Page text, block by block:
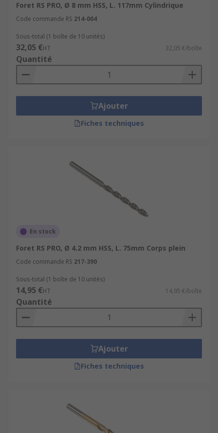
Foret RS PRO, Ø 8 mm HSS, L. 117mm Cylindrique
Code commande RS 214-004
Sous-total (1 boîte de 10 unités)
32,05 €HT 32,05 €/boîte
Quantité
Ajouter
Fiches techniques
En stock
Foret RS PRO, Ø 4.2 mm HSS, L. 75mm Corps plein
Code commande RS 217-390
Sous-total (1 boîte de 10 unités)
14,95 €HT 14,95 €/boîte
Quantité
Ajouter
Fiches techniques